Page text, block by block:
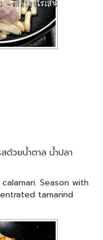
ด้วยน้ำตาล น้ำปลา
Season with
tamarind